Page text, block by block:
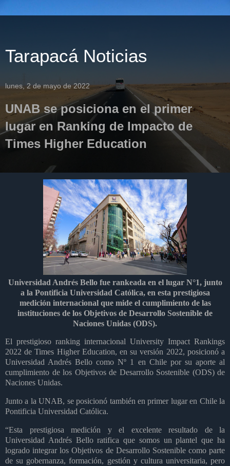
Tarapacá Noticias
lunes, 2 de mayo de 2022
UNAB se posiciona en el primer
lugar en Ranking de Impacto de
Times Higher Education
Universidad Andrés Bello fue rankeada en el lugar N°1, junto
a la Pontificia Universidad Católica, en esta prestigiosa
medición internacional que mide el cumplimiento de las
instituciones de los Objetivos de Desarrollo Sostenible de
Naciones Unidas (ODS).
El prestigioso ranking internacional University Impact Rankings
2022 de Times Higher Education, en su versión 2022, posicionó a
Universidad Andrés Bello como Nº 1 en Chile por su aporte al
cumplimiento de los Objetivos de Desarrollo Sostenible (ODS) de
Naciones Unidas.
Junto a la UNAB, se posicionó también en primer lugar en Chile la
Pontificia Universidad Católica.
“Esta prestigiosa medición y el excelente resultado de la
Universidad Andrés Bello ratifica que somos un plantel que ha
logrado integrar los Objetivos de Desarrollo Sostenible como parte
de su gobernanza, formación, gestión y cultura universitaria, pero